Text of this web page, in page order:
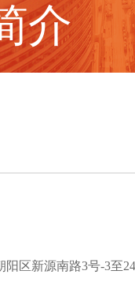
介
区新源南路3号-3至